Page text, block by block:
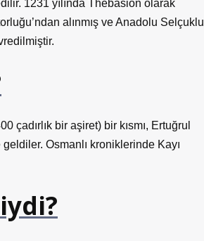
1231 yılında Thebasion olarak
alınmış ve Anadolu Selçuklu
bir aşiret) bir kısmı, Ertuğrul
Osmanlı kroniklerinde Kayı